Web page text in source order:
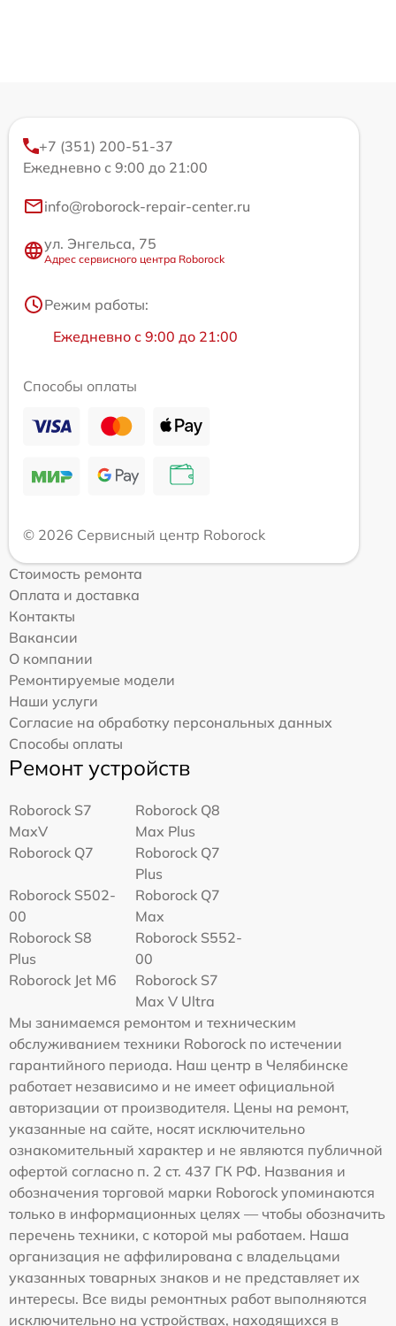
+7 (351) 200-51-37
Ежедневно с 9:00 до 21:00
info@roborock-repair-center.ru
ул. Энгельса, 75
Адрес сервисного центра Roborock
Режим работы:
Ежедневно с 9:00 до 21:00
Способы оплаты
© 2026 Сервисный центр Roborock
Стоимость ремонта
Оплата и доставка
Контакты
Вакансии
О компании
Ремонтируемые модели
Наши услуги
Согласие на обработку персональных данных
Способы оплаты
Ремонт устройств
Roborock S7
MaxV
Roborock Q8
Max Plus
Roborock Q7
Roborock Q7
Plus
Roborock S502-
00
Roborock Q7
Max
Roborock S8
Plus
Roborock S552-
00
Roborock Jet M6
Roborock S7
Max V Ultra
Мы занимаемся ремонтом и техническим
обслуживанием техники Roborock по истечении
гарантийного периода. Наш центр в Челябинске
работает независимо и не имеет официальной
авторизации от производителя. Цены на ремонт,
указанные на сайте, носят исключительно
ознакомительный характер и не являются публичной
офертой согласно п. 2 ст. 437 ГК РФ. Названия и
обозначения торговой марки Roborock упоминаются
только в информационных целях — чтобы обозначить
перечень техники, с которой мы работаем. Наша
организация не аффилирована с владельцами
указанных товарных знаков и не представляет их
интересы. Все виды ремонтных работ выполняются
исключительно на устройствах, находящихся в